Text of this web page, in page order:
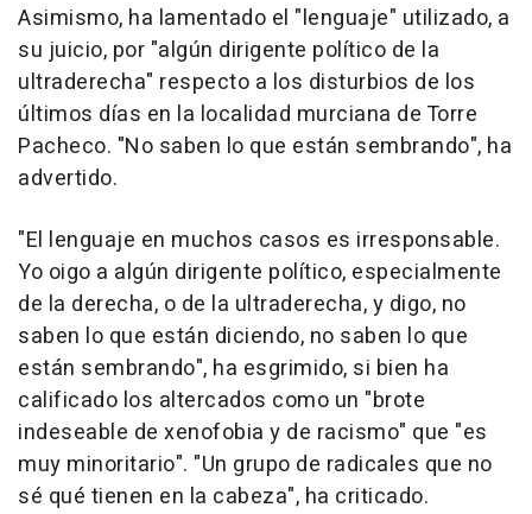
Asimismo, ha lamentado el "lenguaje" utilizado, a
su juicio, por "algún dirigente político de la
ultraderecha" respecto a los disturbios de los
últimos días en la localidad murciana de Torre
Pacheco. "No saben lo que están sembrando", ha
advertido.
"El lenguaje en muchos casos es irresponsable.
Yo oigo a algún dirigente político, especialmente
de la derecha, o de la ultraderecha, y digo, no
saben lo que están diciendo, no saben lo que
están sembrando", ha esgrimido, si bien ha
calificado los altercados como un "brote
indeseable de xenofobia y de racismo" que "es
muy minoritario". "Un grupo de radicales que no
sé qué tienen en la cabeza", ha criticado.